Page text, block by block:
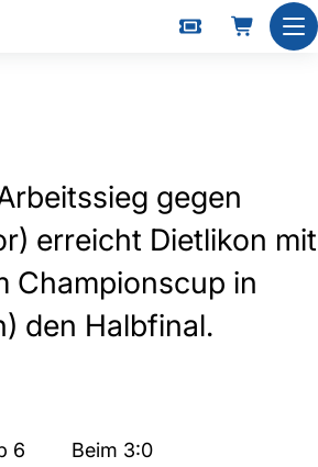
im Halbfinal
gegen
erreicht Dietlikon mit
Championscup in
den Halbfinal.
6
Beim 3:0